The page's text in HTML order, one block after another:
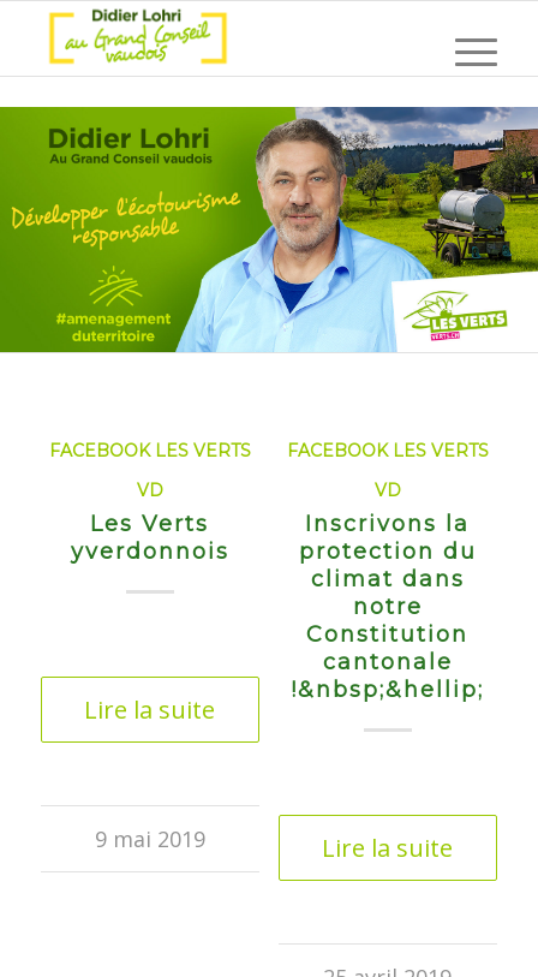
FACEBOOK LES VERTS
VD
Les Verts
yverdonnois
Lire la suite
9 mai 2019
FACEBOOK LES VERTS
VD
Inscrivons la
protection du
climat dans
notre
Constitution
cantonale
!&nbsp;&hellip;
Lire la suite